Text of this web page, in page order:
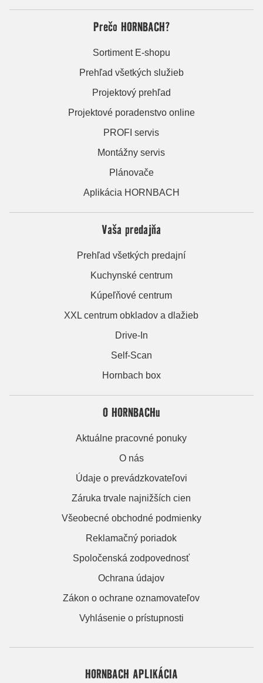
Prečo HORNBACH?
Sortiment E-shopu
Prehľad všetkých služieb
Projektový prehľad
Projektové poradenstvo online
PROFI servis
Montážny servis
Plánovače
Aplikácia HORNBACH
Vaša predajňa
Prehľad všetkých predajní
Kuchynské centrum
Kúpeľňové centrum
XXL centrum obkladov a dlažieb
Drive-In
Self-Scan
Hornbach box
O HORNBACHu
Aktuálne pracovné ponuky
O nás
Údaje o prevádzkovateľovi
Záruka trvale najnižších cien
Všeobecné obchodné podmienky
Reklamačný poriadok
Spoločenská zodpovednosť
Ochrana údajov
Zákon o ochrane oznamovateľov
Vyhlásenie o prístupnosti
HORNBACH APLIKÁCIA